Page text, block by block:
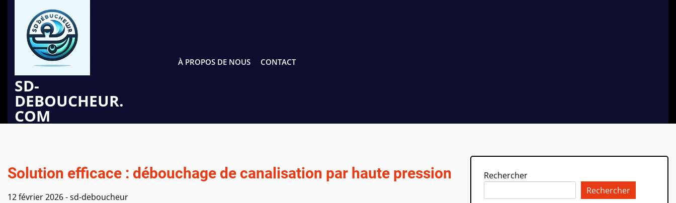
contenu
SD-
DEBOUCHEUR.
COM
À PROPOS DE NOUS CONTACT
Solution efficace : débouchage de canalisation par haute pression
12 février 2026-sd-deboucheur
Rechercher
Rechercher